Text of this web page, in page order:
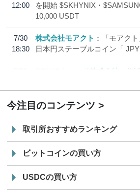
12:00
を開始 $SKHYNIX・
10,000 USDT
7/30
18:30
株式会社モアクト
「モアク
日本円ステーブルコイン「
7/29
SBI VCトレード株式会社
信
今注目のコンテンツ
取引所おすすめランキング
ビットコインの買い方
USDCの買い方